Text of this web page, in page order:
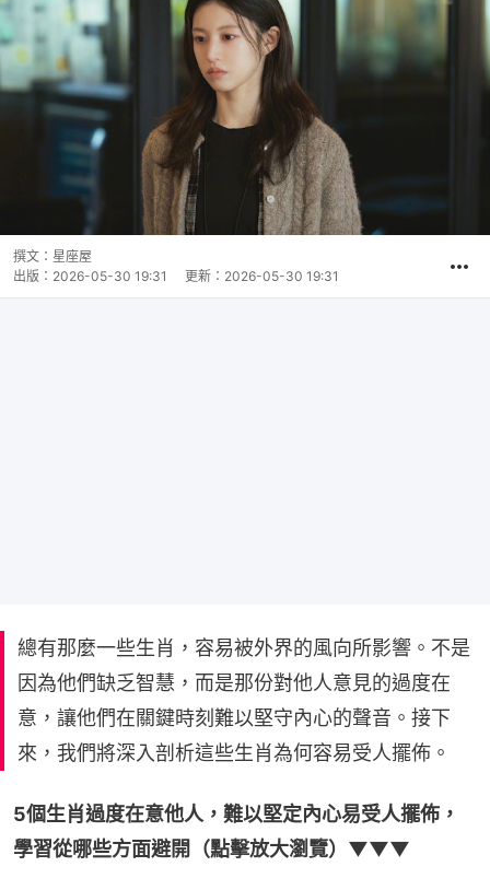
撰文： 星座屋
出版： 2026-05-30 19:31 更新： 2026-05-30 19:31
總有那麼一些生肖，容易被外界的風向所影響。不是
因為他們缺乏智慧，而是那份對他人意見的過度在
意，讓他們在關鍵時刻難以堅守內心的聲音。接下
來，我們將深入剖析這些生肖為何容易受人擺佈。
5個生肖過度在意他人，難以堅定內心易受人擺佈，
學習從哪些方面避開（點擊放大瀏覽）▼▼▼